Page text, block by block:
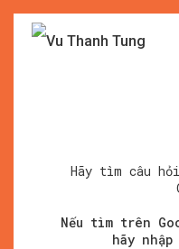
Hãy tìm câu
Nếu tìm trên
hãy